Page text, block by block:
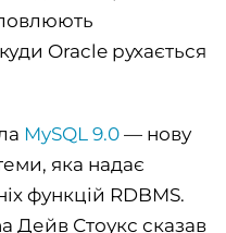
Oracle рухається
MySQL 9.0 — нову
яка надає
функцій RDBMS.
Дейв Стоукс сказав